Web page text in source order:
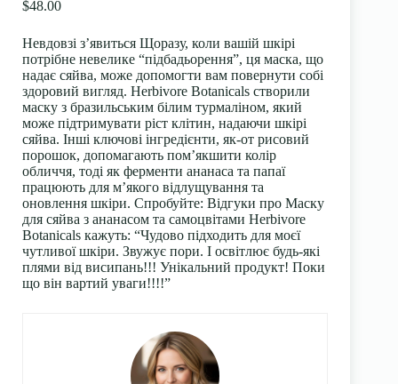
$48.00
Невдовзі з’явиться Щоразу, коли вашій шкірі
потрібне невелике “підбадьорення”, ця маска, що
надає сяйва, може допомогти вам повернути собі
здоровий вигляд. Herbivore Botanicals створили
маску з бразильським білим турмаліном, який
може підтримувати ріст клітин, надаючи шкірі
сяйва. Інші ключові інгредієнти, як-от рисовий
порошок, допомагають пом’якшити колір
обличчя, тоді як ферменти ананаса та папаї
працюють для м’якого відлущування та
оновлення шкіри. Спробуйте: Відгуки про Маску
для сяйва з ананасом та самоцвітами Herbivore
Botanicals кажуть: “Чудово підходить для моєї
чутливої шкіри. Звужує пори. І освітлює будь-які
плями від висипань!!! Унікальний продукт! Поки
що він вартий уваги!!!!”